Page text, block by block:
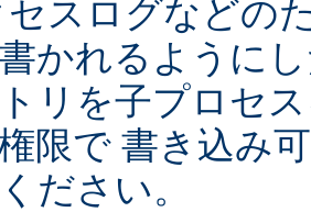
セスログなどの
かれるように
リを子プロセ
限で 書き込み
ださい。